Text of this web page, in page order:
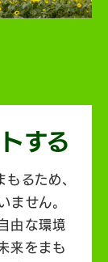
する
るため、
ません。
由な環境
来をまも